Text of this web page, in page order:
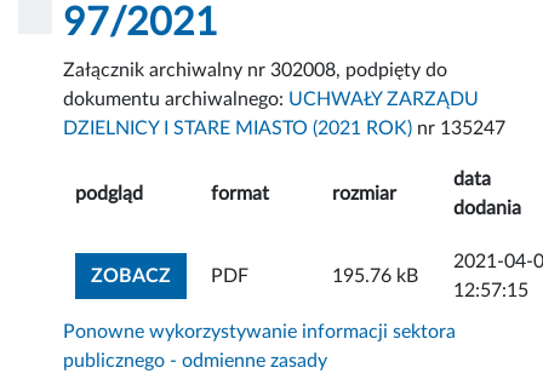
97/2021
Załącznik archiwalny nr 302008, podpięty do
dokumentu archiwalnego: UCHWAŁY ZARZĄDU
DZIELNICY I STARE MIASTO (2021 ROK) nr 135247
podgląd format rozmiar
data
dodania
ZOBACZZOBACZ ZAŁĄCZNIK
PDF 195.76 kB
2021-04-
12:57:15
Ponowne wykorzystywanie informacji sektora
publicznego - odmienne zasady